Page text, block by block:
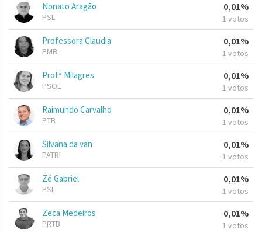
Nonato Aragão
PSL
0,01%
1 votos
Professora Claudia
PMB
0,01%
1 votos
Profª Milagres
PSOL
0,01%
1 votos
Raimundo Carvalho
PTB
0,01%
1 votos
Silvana da van
PATRI
0,01%
1 votos
Zé Gabriel
PSL
0,01%
1 votos
Zeca Medeiros
PRTB
0,01%
1 votos